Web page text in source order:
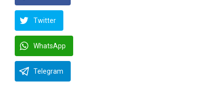
Twitter
WhatsApp
Telegram